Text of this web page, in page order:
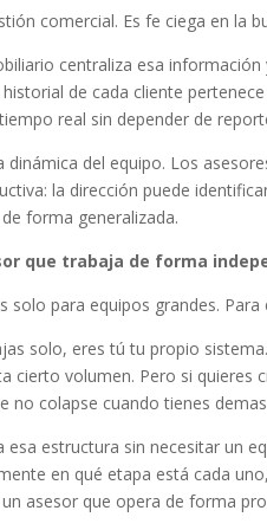
comercial. Es fe ciega en la
centraliza esa
historial de cada cliente
real sin depender de
dinámica del equipo. Los
la dirección puede
forma generalizada.
que trabaja de forma
solo para equipos grandes.
solo, eres tú tu propio
cierto volumen. Pero si
no colapse cuando tienes
esa estructura sin necesitar un
en qué etapa está cada
asesor que opera de forma